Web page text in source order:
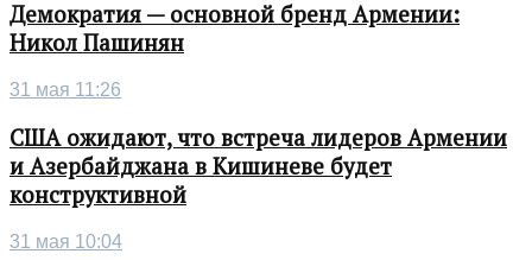
Демократия — основной бренд Армении:
Никол Пашинян
31 мая 11:26
США ожидают, что встреча лидеров Армении
и Азербайджана в Кишиневе будет
конструктивной
31 мая 10:04